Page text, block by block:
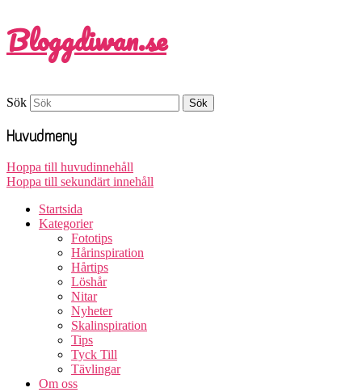
Bloggdiwan.se
Sök
Huvudmeny
Hoppa till huvudinnehåll
Hoppa till sekundärt innehåll
Startsida
Kategorier
Fototips
Hårinspiration
Hårtips
Löshår
Nitar
Nyheter
Skalinspiration
Tips
Tyck Till
Tävlingar
Om oss